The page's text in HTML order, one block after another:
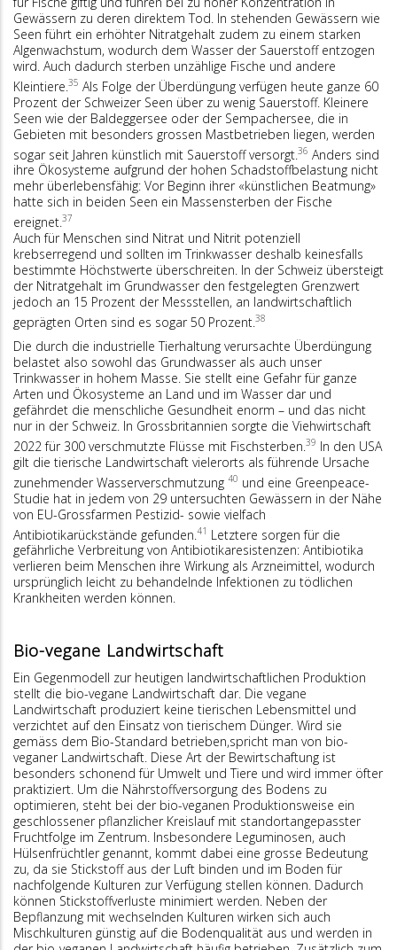
Gewässern zu deren direktem Tod. In stehenden Gewässern wie
Seen führt ein erhöhter Nitratgehalt zudem zu einem starken
Algenwachstum, wodurch dem Wasser der Sauerstoff entzogen
wird. Auch dadurch sterben unzählige Fische und andere
Kleintiere. 35 Als Folge der Überdüngung verfügen heute ganze 60
Prozent der Schweizer Seen über zu wenig Sauerstoff. Kleinere
Seen wie der Baldeggersee oder der Sempachersee, die in
Gebieten mit besonders grossen Mastbetrieben liegen, werden
sogar seit Jahren künstlich mit Sauerstoff versorgt. 36 Anders sind
ihre Ökosysteme aufgrund der hohen Schadstoffbelastung nicht
mehr überlebensfähig: Vor Beginn ihrer «künstlichen Be­atmung»
hatte sich in beiden Seen ein Massensterben der Fische
ereignet.37
Auch für Menschen sind Nitrat und Nitrit potenziell
krebserregend und sollten im Trinkwasser deshalb keinesfalls
bestimmte Höchst­werte über­schreiten. In der Schweiz über­steigt
der Nitratgehalt im Grundwasser den festgelegten Grenzwert
jedoch an 15 Prozent der Messstellen, an landwirtschaftlich
geprägten Orten sind es sogar 50 Prozent. 38
Die durch die industrielle Tierhaltung verursachte Überdüngung
belastet also sowohl das Grundwasser als auch unser
Trinkwasser in hohem Masse. Sie stellt eine Gefahr für ganze
Arten und Ökosysteme an Land und im Wasser dar und
gefährdet die menschliche Gesundheit enorm – und das nicht
nur in der Schweiz. In Grossbritannien sorgte die Viehwirtschaft
2022 für 300 verschmutzte Flüsse mit Fischsterben.39 In den USA
gilt die tierische Landwirtschaft vielerorts als führende Ursache
zunehmender Wasserverschmutzung 40 und eine Greenpeace-
Studie hat in jedem von 29 untersuchten Gewässern in der Nähe
von EU-Grossfarmen Pestizid- sowie vielfach
Antibiotikarückstände gefunden. 41 Letztere sorgen für die
gefährliche Verbreitung von Antibiotikaresistenzen: Antibiotika
verlieren beim Menschen ihre Wirkung als Arzneimittel, wodurch
ursprünglich leicht zu behandelnde Infektionen zu tödlichen
Krankheiten werden können.
Bio-vegane Landwirtschaft
Ein Gegenmodell zur heutigen land­wirtschaftlichen Produktion
stellt die bio-vegane Landwirtschaft dar. Die vegane
Landwirtschaft produziert keine tierischen Lebensmittel und
verzichtet auf den Einsatz von tierischem Dünger. Wird sie
gemäss dem Bio-Standard betrieben,spricht man von bio-
veganer Landwirtschaft. Diese Art der Bewirtschaftung ist
besonders schonend für Umwelt und Tiere und wird immer öfter
praktiziert. Um die Nährstoffversorgung des Bodens zu
optimieren, steht bei der bio-veganen Produktionsweise ein
geschlossener pflanzlicher Kreislauf mit standortangepasster
Frucht­­folge im Zentrum. Insbesondere Leguminosen, auch
Hülsenfrüchtler genannt, kommt dabei eine grosse Bedeutung
zu, da sie Stickstoff aus der Luft binden und im Boden für
nachfolgende Kulturen zur Verfügung stellen können. Dadurch
können Stickstoffverluste minimiert werden. Neben der
Bepflanzung mit wechselnden Kulturen wirken sich auch
Mischkulturen günstig auf die Bodenqualität aus und werden in